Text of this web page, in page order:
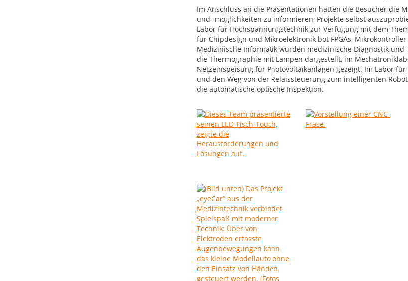
Im Anschluss an die Präsentationen hatten die Besucher die
und -möglichkeiten zu informieren, Projekte selbst
Labor für Hochspannungstechnik zur Verfügung mit dem
für Chipdesign und Mikroelektronik bot FPGAs,
Medizinische Informatik wurden medizinische Diagnostik
die Thermographie mit Lampen dargestellt, im
Netzeinspeisung für Photovoltaikanlagen gezeigt. Im Labor
und den Weg von der Relaissteuerung zum intelligenten
die automatische optische Inspektion.